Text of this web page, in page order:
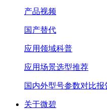
产品视频
国产替代
应用领域科普
应用场景选型推荐
国内外型号参数对比报
关于微碧